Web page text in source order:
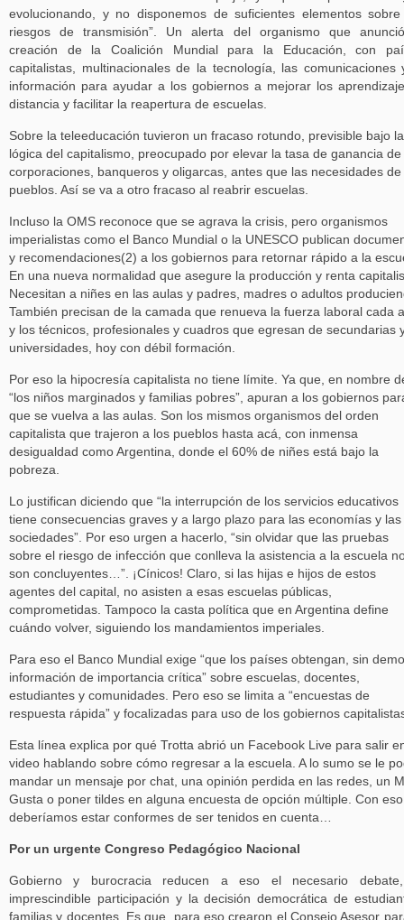
evolucionando, y no disponemos de suficientes elementos
riesgos de transmisión”. Un alerta del organismo que
creación de la Coalición Mundial para la Educación, con
capitalistas, multinacionales de la tecnología, las comunicaciones
información para ayudar a los gobiernos a mejorar los
distancia y facilitar la reapertura de escuelas.
Sobre la teleeducación tuvieron un fracaso rotundo, previsible bajo la
lógica del capitalismo, preocupado por elevar la tasa de ganancia de
corporaciones, banqueros y oligarcas, antes que las necesidades de
pueblos. Así se va a otro fracaso al reabrir escuelas.
Incluso la OMS reconoce que se agrava la crisis, pero organismos
imperialistas como el Banco Mundial o la UNESCO publican
y recomendaciones(2) a los gobiernos para retornar rápido a la
En una nueva normalidad que asegure la producción y renta
Necesitan a niñes en las aulas y padres, madres o adultos
También precisan de la camada que renueva la fuerza laboral cada
y los técnicos, profesionales y cuadros que egresan de secundarias
universidades, hoy con débil formación.
Por eso la hipocresía capitalista no tiene límite. Ya que, en nombre
“los niños marginados y familias pobres”, apuran a los gobiernos
que se vuelva a las aulas. Son los mismos organismos del orden
capitalista que trajeron a los pueblos hasta acá, con inmensa
desigualdad como Argentina, donde el 60% de niñes está bajo la
pobreza.
Lo justifican diciendo que “la interrupción de los servicios educativos
tiene consecuencias graves y a largo plazo para las economías y las
sociedades”. Por eso urgen a hacerlo, “sin olvidar que las pruebas
sobre el riesgo de infección que conlleva la asistencia a la escuela
son concluyentes…”. ¡Cínicos! Claro, si las hijas e hijos de estos
agentes del capital, no asisten a esas escuelas públicas,
comprometidas. Tampoco la casta política que en Argentina define
cuándo volver, siguiendo los mandamientos imperiales.
Para eso el Banco Mundial exige “que los países obtengan, sin
información de importancia crítica” sobre escuelas, docentes,
estudiantes y comunidades. Pero eso se limita a “encuestas de
respuesta rápida” y focalizadas para uso de los gobiernos
Esta línea explica por qué Trotta abrió un Facebook Live para salir
video hablando sobre cómo regresar a la escuela. A lo sumo se le
mandar un mensaje por chat, una opinión perdida en las redes, un
Gusta o poner tildes en alguna encuesta de opción múltiple. Con eso
deberíamos estar conformes de ser tenidos en cuenta…
Por un urgente Congreso Pedagógico Nacional
Gobierno y burocracia reducen a eso el necesario
imprescindible participación y la decisión democrática de
familias y docentes. Es que, para eso crearon el Consejo Asesor